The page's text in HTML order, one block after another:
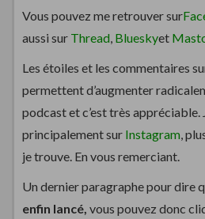
Vous pouvez me retrouver sur
aussi sur Thread Blueskyet
Les étoiles et les commentaires
permettent d’augmenter
podcast et c’est très appréciable.
principalement sur Instagram ,
je trouve. En vous remerciant.
Un dernier paragraphe pour dire
enfin lancé, vous pouvez donc